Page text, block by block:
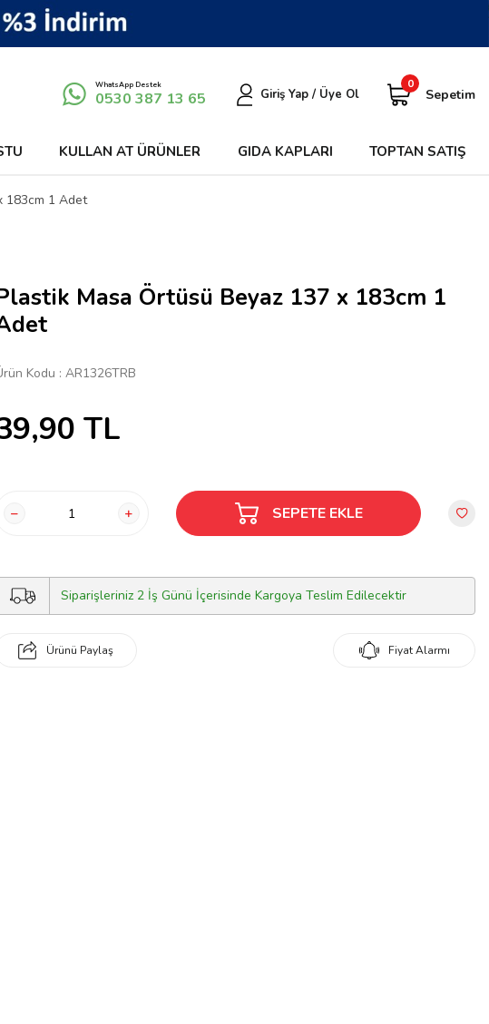
WhatsApp Destek
0530 387 13 65 Giriş Yap / Üye Ol
0
Sepetim
KULLAN AT ÜRÜNLER GIDA KAPLARI TOPTAN SATIŞ
183cm 1 Adet
Masa Örtüsü Beyaz 137 x 183cm 1
Kodu : AR1326TRB
TL
SEPETE EKLE
Siparişleriniz 2 İş Günü İçerisinde Kargoya Teslim Edilecektir
Ürünü Paylaş Fiyat Alarmı